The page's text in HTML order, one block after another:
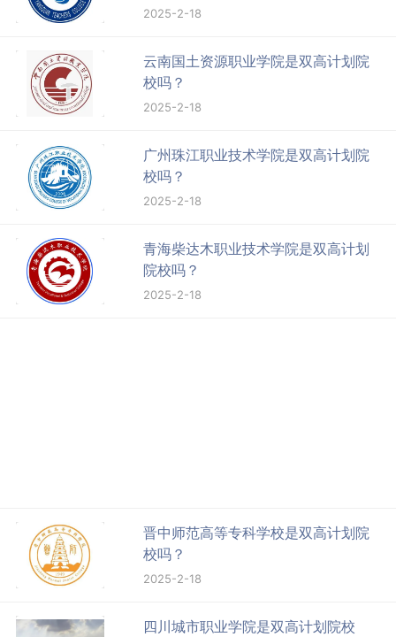
2025-2-18
云南国土资源职业学院是双高计划院
校吗？
2025-2-18
广州珠江职业技术学院是双高计划院
校吗？
2025-2-18
青海柴达木职业技术学院是双高计划
院校吗？
2025-2-18
晋中师范高等专科学校是双高计划院
校吗？
2025-2-18
四川城市职业学院是双高计划院校